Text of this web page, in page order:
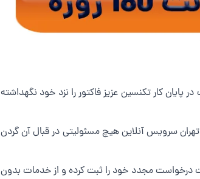
آنلاین است.تنها کافیست در پایان کار تکنسین عزیز فاکتور را نزد خود نگهداشته
سرویس آنلاین هیچ مسئولیتی در قبال آن گردن
درخواست مجدد خود را ثبت کرده و از خدمات بدون